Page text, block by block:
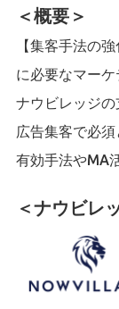
＜概要＞
【集客手法の
に必要なマーケ
ナウビレッジ
広告集客で必
有効手法やMA
＜ナウビレ